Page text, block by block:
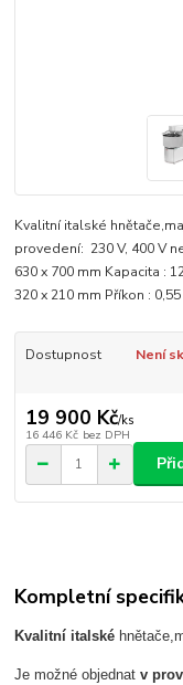
Kvalitní italské
provedení: 230 V, 400 V
630 x 700 mm Kapacita :
320 x 210 mm Příkon :
Dostupnost Není
19 900 Kč/ks
16 446 Kč bez DPH
Kompletní
Kvalitní italské
Je možné objednatv